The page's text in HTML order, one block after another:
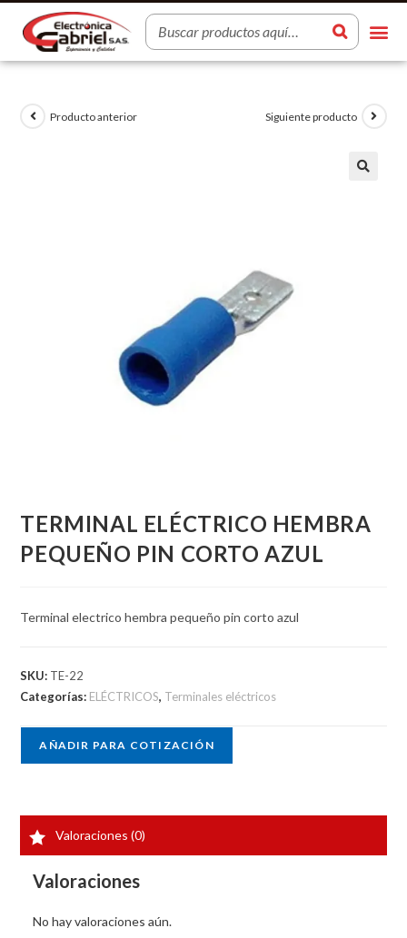
Producto anterior Siguiente producto
TERMINAL ELÉCTRICO HEMBRA
PEQUEÑO PIN CORTO AZUL
Terminal electrico hembra pequeño pin corto azul
SKU: TE-22
Categorías: ELÉCTRICOS, Terminales eléctricos
AÑADIR PARA COTIZACIÓN
Valoraciones (0)
Valoraciones
No hay valoraciones aún.